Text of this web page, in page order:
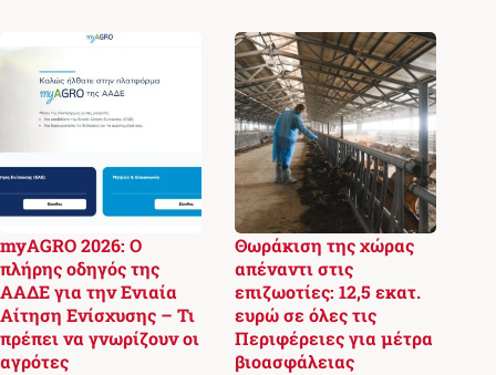
myAGRO 2026: Ο
πλήρης οδηγός της
ΑΑΔΕ για την Ενιαία
Αίτηση Ενίσχυσης – Τι
πρέπει να γνωρίζουν οι
αγρότες
Θωράκιση της χώρας
απέναντι στις
επιζωοτίες: 12,5 εκατ.
ευρώ σε όλες τις
Περιφέρειες για μέτρα
βιοασφάλειας